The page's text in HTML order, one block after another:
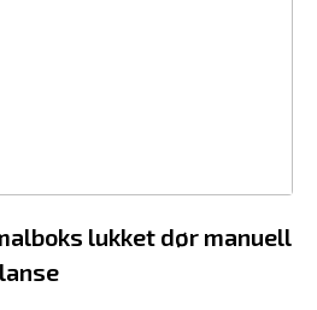
lukket dør manuell